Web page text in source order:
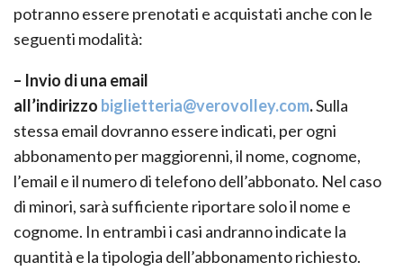
potranno essere prenotati e acquistati anche con le
seguenti modalità:
– Invio di una email
all’indirizzo biglietteria@verovolley.com.Sulla
stessa email dovranno essere indicati, per ogni
abbonamento per maggiorenni, il nome, cognome,
l’email e il numero di telefono dell’abbonato. Nel caso
di minori, sarà sufficiente riportare solo il nome e
cognome. In entrambi i casi andranno indicate la
quantità e la tipologia dell’abbonamento richiesto.